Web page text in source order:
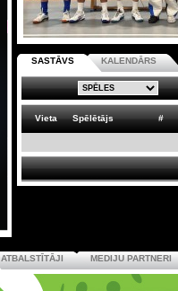
SASTĀVS KALENDĀRS
Vieta Spēlētājs #
ATBALSTĪTĀJI MEDIJU PARTNERI